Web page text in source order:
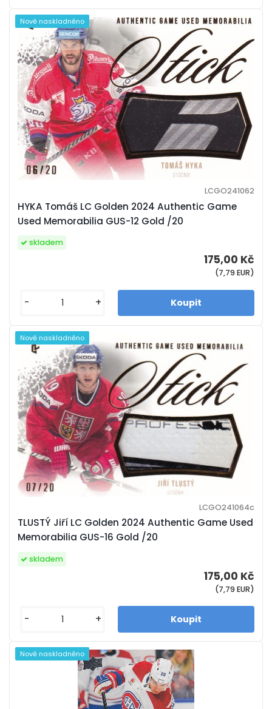
HYKA Tomáš LC Golden 2024 Authentic Game
Used Memorabilia GUS-12 Gold /20
LCGO241062
175,00 Kč
(7,79 EUR)
skladem
- +
Nově naskladněno
TLUSTÝ Jiří LC Golden 2024 Authentic Game Used
Memorabilia GUS-16 Gold /20
LCGO241064c
175,00 Kč
(7,79 EUR)
skladem
- +
Nově naskladněno
Nově naskladněno